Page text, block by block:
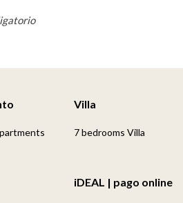
Villa
7 bedrooms Villa
iDEAL | pago online